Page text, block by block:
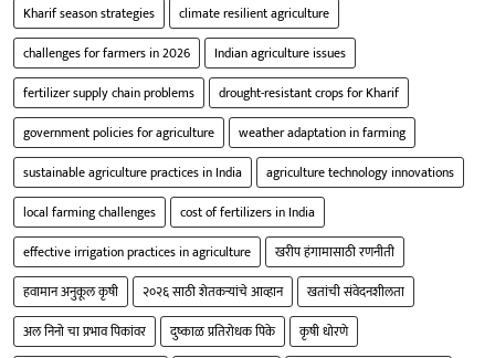
Kharif season strategies
climate resilient agriculture
challenges for farmers in 2026
Indian agriculture issues
fertilizer supply chain problems
drought-resistant crops for Kharif
government policies for agriculture
weather adaptation in farming
sustainable agriculture practices in India
agriculture technology innovations
local farming challenges
cost of fertilizers in India
effective irrigation practices in agriculture
खरीप हंगामासाठी रणनीती
हवामान अनुकूल कृषी
२०२६ साठी शेतकऱ्यांचे आव्हान
खतांची संवेदनशीलता
अल निनो चा प्रभाव पिकांवर
दुष्काळ प्रतिरोधक पिके
कृषी धोरणे